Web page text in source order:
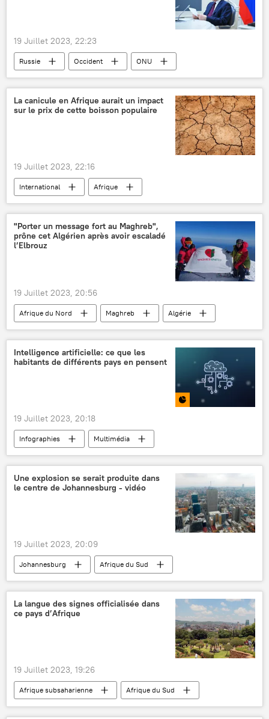
19 Juillet 2023, 22:23
Russie Occident
ONU
International
Accord céréalier d’Istanbul (2022)
Vladimir Poutine
gouvernement russe
La canicule en Afrique aurait un impact
sur le prix de cette boisson populaire
19 Juillet 2023, 22:16
International
Afrique
Afrique subsaharienne
Afrique de l'Est
café
sécheresse
canicule
sécurité alimentaire
hausse
prix
"Porter un message fort au Maghreb",
prône cet Algérien après avoir escaladé
l’Elbrouz
19 Juillet 2023, 20:56
Afrique du Nord Maghreb
Algérie
Elbrouz
alpinisme
message
paix
Sommet Russie-Afrique 2023
Russie
International
Intelligence artificielle: ce que les
habitants de différents pays en pensent
19 Juillet 2023, 20:18
Infographies
Multimédia
intelligence artificielle
sondage
International
Internet technologies
Une explosion se serait produite dans
le centre de Johannesburg - vidéo
19 Juillet 2023, 20:09
Johannesburg
Afrique du Sud
explosion
explosion de gaz
Afrique subsaharienne
La langue des signes officialisée dans
ce pays d’Afrique
19 Juillet 2023, 19:26
Afrique subsaharienne
Afrique du Sud
langue
signe Cyril Ramaphosa